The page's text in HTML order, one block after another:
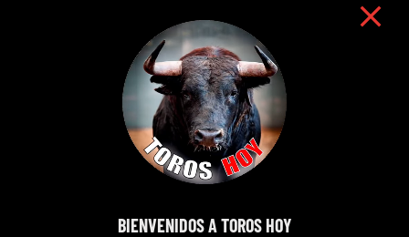
BIENVENIDOS A TOROS HOY